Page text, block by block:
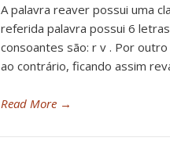
A palavra reaver possui uma
referida palavra possui 6
consoantes são: r v . Por
ao contrário, ficando assim
Read More →